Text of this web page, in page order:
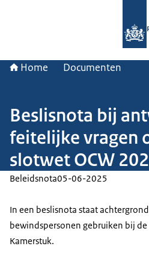
Home Documenten
Beslisnota bij
feitelijke vragen
slotwet OCW
Beleidsnota05-06-2025
In een beslisnota staat
bewindspersonen gebruiken bij
Kamerstuk.